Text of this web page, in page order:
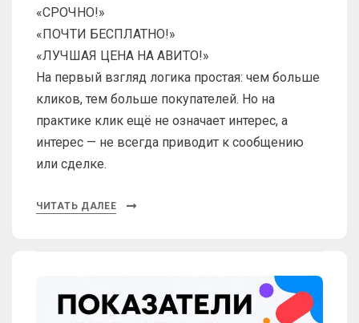
«СРОЧНО!»
«ПОЧТИ БЕСПЛАТНО!»
«ЛУЧШАЯ ЦЕНА НА АВИТО!»
На первый взгляд логика простая: чем больше
кликов, тем больше покупателей. Но на
практике клик ещё не означает интерес, а
интерес — не всегда приводит к сообщению
или сделке.
ЧИТАТЬ ДАЛЕЕ